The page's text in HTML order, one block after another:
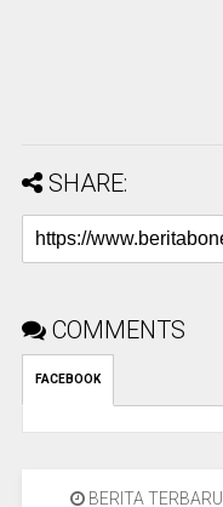
SHARE:
COMMENTS
FACEBOOK
BERITA TERBARU